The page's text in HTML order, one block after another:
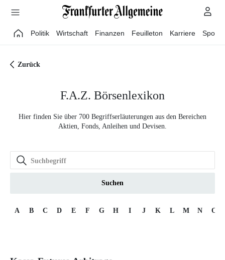
Direkt zum Hauptinhalt
Politik Wirtschaft Finanzen Feuilleton Karriere Sport
Zurück
F.A.Z. Börsenlexikon
Hier finden Sie über 700 Begriffserläuterungen aus den Bereichen
Aktien, Fonds, Anleihen und Devisen.
Suchen
A B C D E F G H I J K L M N O